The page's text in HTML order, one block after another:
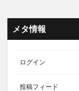
メタ情報
ログイン
投稿フィード